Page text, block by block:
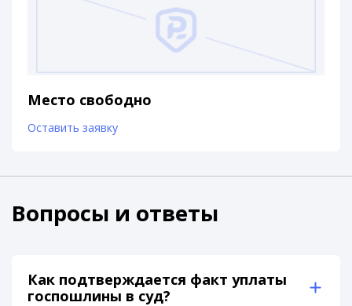
Место свободно
Оставить заявку
Вопросы и ответы
Как подтверждается факт уплаты
госпошлины в суд?